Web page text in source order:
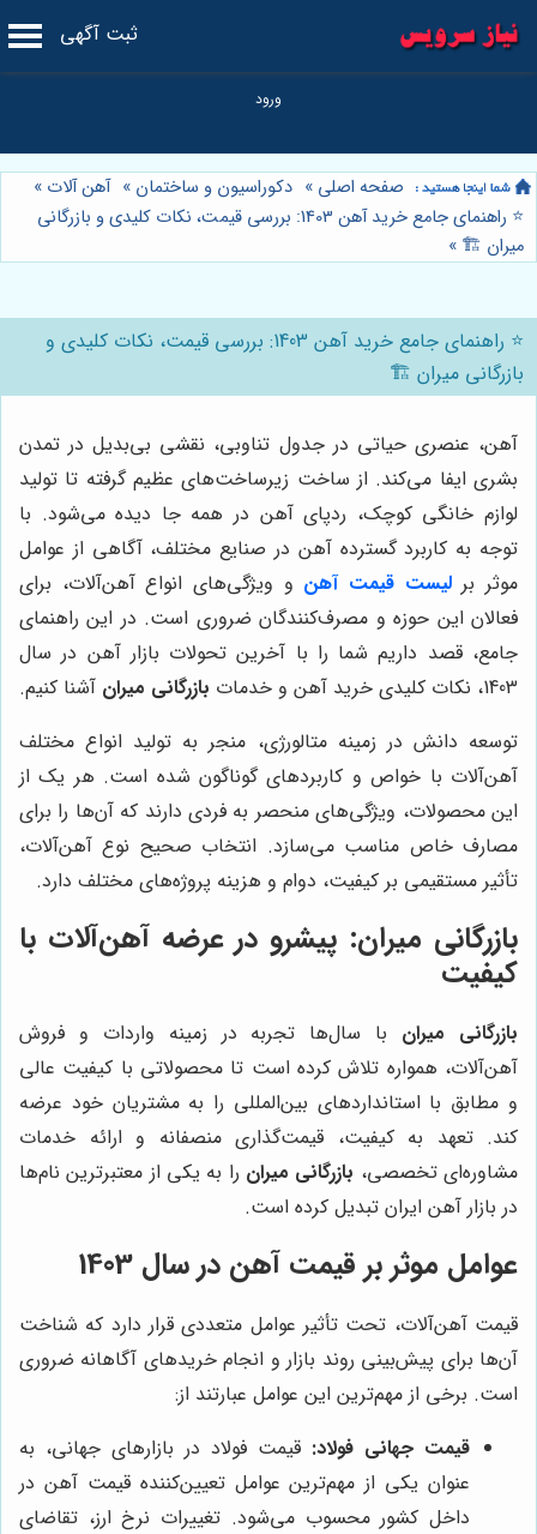
ثبت آگهی
صفحه اصلی » دکوراسیون و ساختمان » آهن آلات »
⭐️ راهنمای جامع خرید آهن 1403: بررسی قیمت، نکات کلیدی و بازرگانی
میران 🏗️ »
⭐️ راهنمای جامع خرید آهن 1403: بررسی قیمت، نکات کلیدی و
بازرگانی میران 🏗️
آهن، عنصری حیاتی در جدول تناوبی، نقشی بی‌بدیل در تمدن
بشری ایفا می‌کند. از ساخت زیرساخت‌های عظیم گرفته تا تولید
لوازم خانگی کوچک، ردپای آهن در همه جا دیده می‌شود. با
توجه به کاربرد گسترده آهن در صنایع مختلف، آگاهی از عوامل
موثر برلیست قیمت آهن و ویژگی‌های انواع آهن‌آلات، برای
فعالان این حوزه و مصرف‌کنندگان ضروری است. در این راهنمای
جامع، قصد داریم شما را با آخرین تحولات بازار آهن در سال
1403، نکات کلیدی خرید آهن و خدمات
بازرگانی میران آشنا کنیم.
توسعه دانش در زمینه متالورژی، منجر به تولید انواع مختلف
آهن‌آلات با خواص و کاربردهای گوناگون شده است. هر یک از
این محصولات، ویژگی‌های منحصر به فردی دارند که آن‌ها را برای
مصارف خاص مناسب می‌سازد. انتخاب صحیح نوع آهن‌آلات،
تأثیر مستقیمی بر کیفیت، دوام و هزینه پروژه‌های مختلف دارد.
بازرگانی میران: پیشرو در عرضه آهن‌آلات با
کیفیت
بازرگانی میران با سال‌ها تجربه در زمینه واردات و فروش
آهن‌آلات، همواره تلاش کرده است تا محصولاتی با کیفیت عالی
و مطابق با استانداردهای بین‌المللی را به مشتریان خود عرضه
کند. تعهد به کیفیت، قیمت‌گذاری منصفانه و ارائه خدمات
مشاوره‌ای تخصصی، بازرگانی میران را به یکی از معتبرترین نام‌ها
در بازار آهن ایران تبدیل کرده است.
عوامل موثر بر قیمت آهن در سال 1403
قیمت آهن‌آلات، تحت تأثیر عوامل متعددی قرار دارد که شناخت
آن‌ها برای پیش‌بینی روند بازار و انجام خریدهای آگاهانه ضروری
است. برخی از مهم‌ترین این عوامل عبارتند از:
قیمت جهانی فولاد: قیمت فولاد در بازارهای جهانی، به
عنوان یکی از مهم‌ترین عوامل تعیین‌کننده قیمت آهن در
داخل کشور محسوب می‌شود. تغییرات نرخ ارز، تقاضای